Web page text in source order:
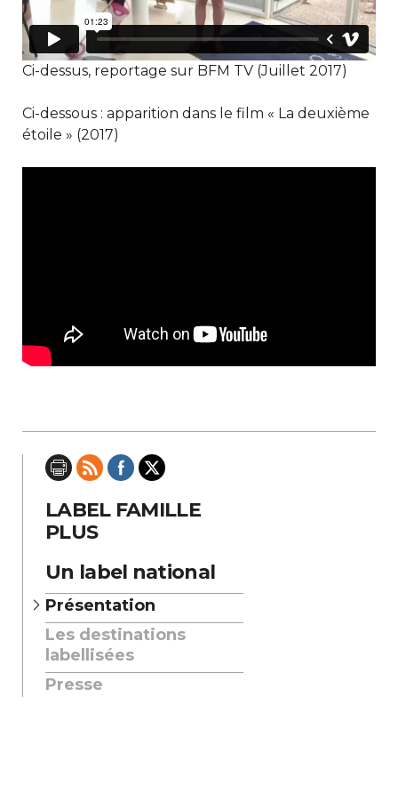
Ci-dessus, reportage sur BFM TV (Juillet 2017)
Ci-dessous : apparition dans le film « La deuxième
étoile » (2017)
LABEL FAMILLE
PLUS
Un label national
Présentation
Les destinations
labellisées
Presse